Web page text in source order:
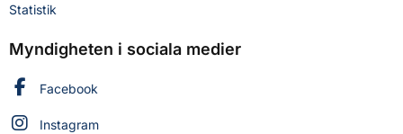
Statistik
Myndigheten i sociala medier
Myndigheten för civilt försvar på
Facebook
Myndigheten för civilt försvar på
Instagram